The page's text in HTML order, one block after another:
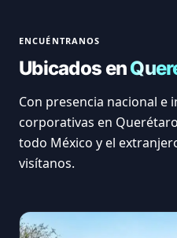
ENCUÉNTRANOS
Ubicados en
Con presencia nacional e
corporativas en
todo México y el
visítanos.